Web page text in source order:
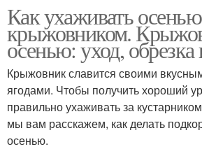
Как ухаживать
крыжовником.
осенью: уход,
Крыжовник славится своими
ягодами. Чтобы получить хороший
правильно ухаживать за
мы вам расскажем, как делать
осенью.